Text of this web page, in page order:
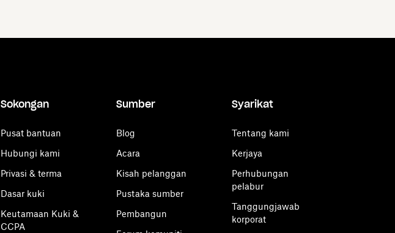
Sokongan
Pusat bantuan
Hubungi kami
Privasi & terma
Dasar kuki
Keutamaan Kuki &
CCPA
Sumber
Blog
Acara
Kisah pelanggan
Pustaka sumber
Pembangun
Syarikat
Tentang kami
Kerjaya
Perhubungan
pelabur
Tanggungjawab
korporat